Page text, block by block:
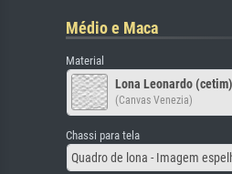
Médio e Maca
Material
Lona Leonardo (cetim)
(Canvas Venezia)
Chassi para tela
Quadro de lona - Imagem